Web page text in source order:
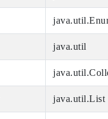
java.util
java.util.List